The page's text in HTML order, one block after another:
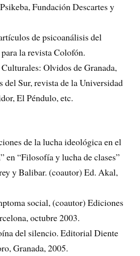
Fundación Descartes y
de psicoanálisis del
la revista Colofón.
Olvidos de Granada,
del Sur, revista de la Universidad
El Péndulo, etc.
de la lucha ideológica en el
en “Filosofía y lucha de clases”
y Balibar. (coautor) Ed. Akal,
social, (coautor) Ediciones
octubre 2003.
del silencio. Editorial Diente
Granada, 2005.